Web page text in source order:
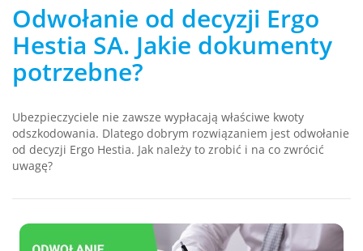
Odwołanie od decyzji Ergo
Hestia SA. Jakie dokumenty
potrzebne?
Ubezpieczyciele nie zawsze wypłacają właściwe kwoty
odszkodowania. Dlatego dobrym rozwiązaniem jest odwołanie
od decyzji Ergo Hestia. Jak należy to zrobić i na co zwrócić
uwagę?